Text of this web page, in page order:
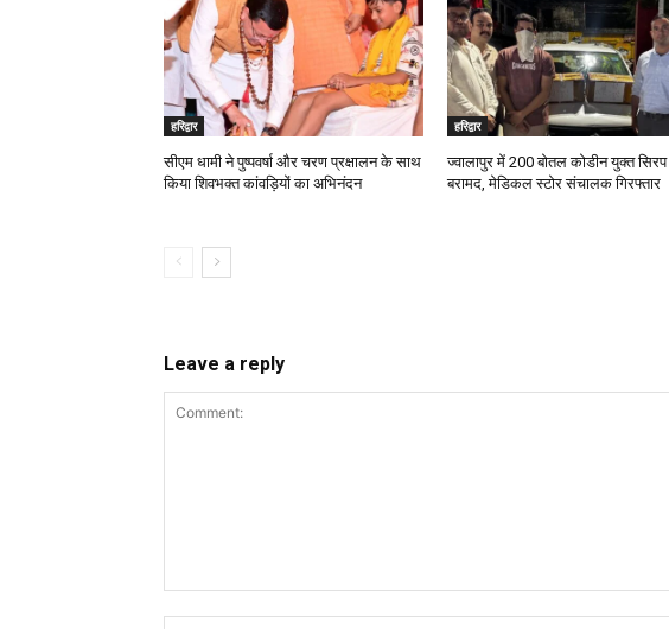
हरिद्वार
सीएम धामी ने पुष्पवर्षा और चरण प्रक्षालन के साथ
किया शिवभक्त कांवड़ियों का अभिनंदन
हरिद्वार
ज्वालापुर में 200 बोतल कोडीन युक्त सिरप
बरामद, मेडिकल स्टोर संचालक गिरफ्तार
Leave a reply